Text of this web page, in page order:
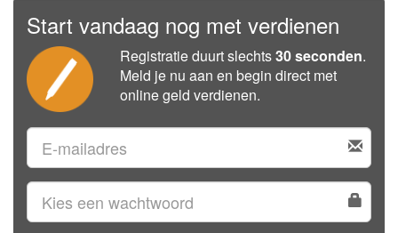
Start vandaag nog met verdienen
Registratie duurt slechts30 seconden.
Meld je nu aan en begin direct met
online geld verdienen.